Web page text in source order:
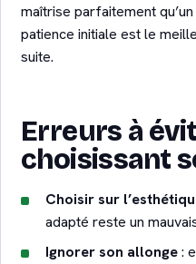
maîtrise parfaitement
patience initiale est le
suite.
Erreurs à
choisissant
Choisir sur
adapté reste un
Ignorer son allonge: